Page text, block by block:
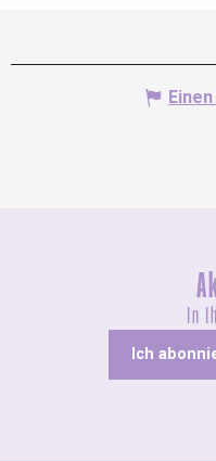
In
Ich